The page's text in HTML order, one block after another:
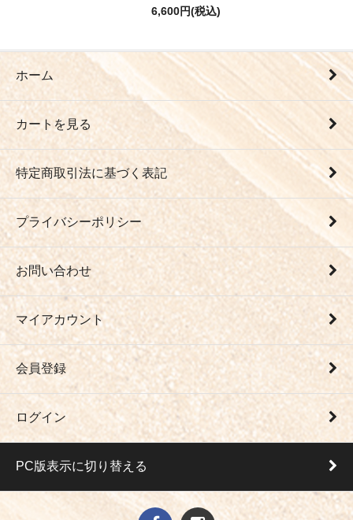
6,600円(税込)
ホーム
カートを見る
特定商取引法に基づく表記
プライバシーポリシー
お問い合わせ
マイアカウント
会員登録
ログイン
PC版表示に切り替える